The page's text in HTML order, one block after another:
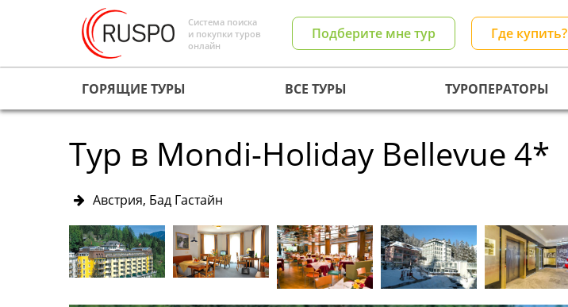
Система поиска
и покупки туров
онлайн
Подберите мне тур Где купить?
ГОРЯЩИЕ ТУРЫ ВСЕ ТУРЫ ТУРОПЕРАТОРЫ
Тур в Mondi-Holiday Bellevue 4*
Австрия, Бад Гастайн